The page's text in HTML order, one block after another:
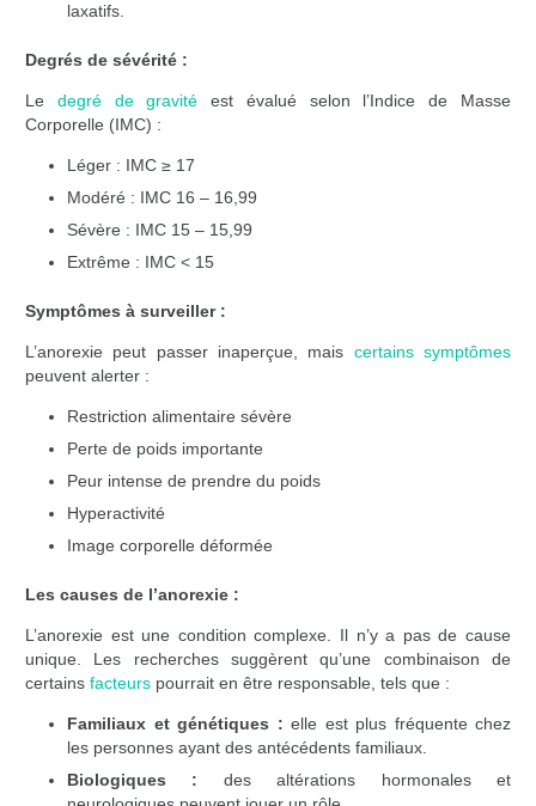
laxatifs.
Degrés de sévérité :
Le degré de gravité est évalué selon l’Indice de Masse
Corporelle (IMC) :
Léger : IMC ≥ 17
Modéré : IMC 16 – 16,99
Sévère : IMC 15 – 15,99
Extrême : IMC < 15
Symptômes à surveiller :
L’anorexie peut passer inaperçue, mais certains symptômes
peuvent alerter :
Restriction alimentaire sévère
Perte de poids importante
Peur intense de prendre du poids
Hyperactivité
Image corporelle déformée
Les causes de l’anorexie :
L’anorexie est une condition complexe. Il n’y a pas de cause
unique. Les recherches suggèrent qu’une combinaison de
certains facteurs pourrait en être responsable, tels que :
Familiaux et génétiques : elle est plus fréquente chez
les personnes ayant des antécédents familiaux.
Biologiques : des altérations hormonales et